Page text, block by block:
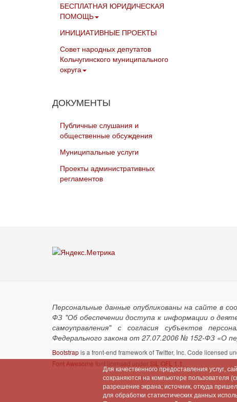
БЕСПЛАТНАЯ ЮРИДИЧЕСКАЯ
ПОМОЩЬ
ИНИЦИАТИВНЫЕ ПРОЕКТЫ
Совет народных депутатов
Кольчугинского муниципального
округа
ДОКУМЕНТЫ
Публичные слушания и
общественные обсуждения
Муниципальные услуги
Проекты административных
регламентов
Персональные данные опубликованы на сайте в
ФЗ "Об обеспечении доступа к информации о
самоуправления" с согласия субъектов
Федерального закона от 27.07.2006 № 152-ФЗ «О
Bootstrapis a front-end framework of Twitter, Inc. Code licensed
Font Awesome font licensed under SIL OFL 1.1
Для качественного предоставления услуг,
сохраняются на компьютере пользователя
разрешение экрана; источник, откуда
для обработки статистических данных